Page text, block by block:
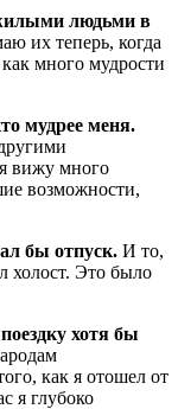
людьми в
их теперь, когда
много мудрости
мудрее меня.
вижу много
возможности,
бы отпуск. И то,
холост. Это было
хотя бы
как я отошел от
я глубоко